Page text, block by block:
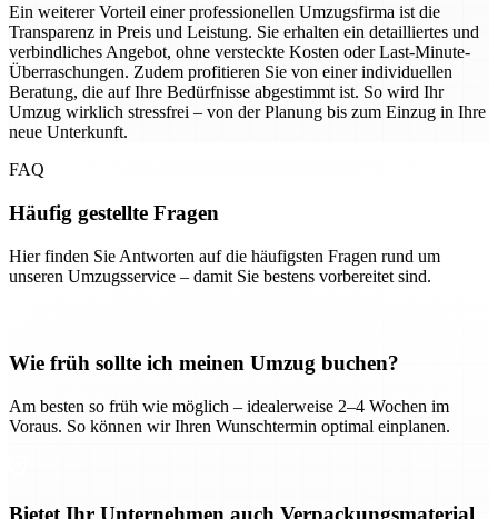
Ein weiterer Vorteil einer professionellen Umzugsfirma ist die
Transparenz in Preis und Leistung. Sie erhalten ein detailliertes und
verbindliches Angebot, ohne versteckte Kosten oder Last-Minute-
Überraschungen. Zudem profitieren Sie von einer individuellen
Beratung, die auf Ihre Bedürfnisse abgestimmt ist. So wird Ihr
Umzug wirklich stressfrei – von der Planung bis zum Einzug in Ihre
neue Unterkunft.
FAQ
Häufig gestellte Fragen
Hier finden Sie Antworten auf die häufigsten Fragen rund um
unseren Umzugsservice – damit Sie bestens vorbereitet sind.
Wie früh sollte ich meinen Umzug buchen?
Am besten so früh wie möglich – idealerweise 2–4 Wochen im
Voraus. So können wir Ihren Wunschtermin optimal einplanen.
Bietet Ihr Unternehmen auch Verpackungsmaterial